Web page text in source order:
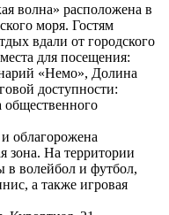
волна» расположена в
моря. Гостям
вдали от городского
для посещения:
«Немо», Долина
доступности:
общественного
облагорожена
зона. На территории
в волейбол и футбол,
а также игровая